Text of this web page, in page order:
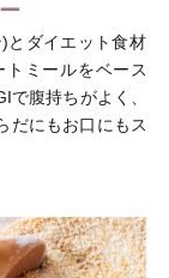
とダイエット食材
ミールをベース
腹持ちがよく、
だにもお口にもス